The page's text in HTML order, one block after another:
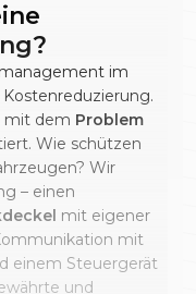
im
mit dem Problem
Wie schützen
Wir
– einen
mit eigener
mit
einem Steuergerät
und